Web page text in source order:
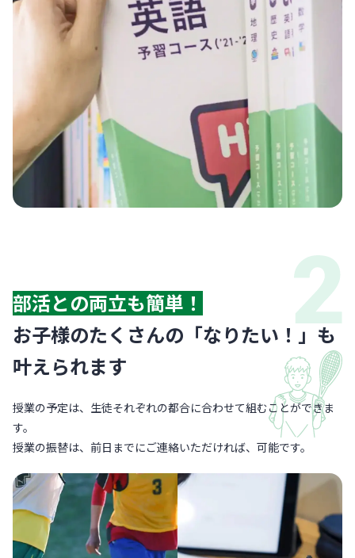
部活との両立も簡単！
お子様のたくさんの「なりたい！」も
叶えられます
授業の予定は、生徒それぞれの都合に合わせて組むことができま
す。
授業の振替は、前日までにご連絡いただければ、可能です。